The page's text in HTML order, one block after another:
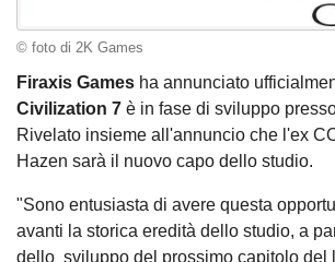
© foto di 2K Games
Firaxis Games ha annunciato
Civilization 7 è in fase di sviluppo
Rivelato insieme all'annuncio che l'ex
Hazen sarà il nuovo capo dello studio.
"Sono entusiasta di avere questa
avanti la storica eredità dello studio, a
dello sviluppo del prossimo capitolo del